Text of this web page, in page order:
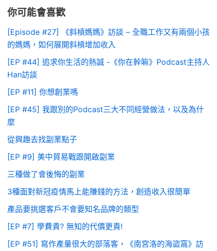
你可能會喜歡
[Episode #27] 《斜槓媽媽》訪談 – 全職工作又有兩個小孩
的媽媽，如何展開斜槓增加收入
[EP #44] 追求你生活的熱誠 -《你在幹嘛》Podcast主持人
Han訪談
[EP #11] 你想創業嗎
[EP #45] 我跟別的Podcast三大不同經營做法，以及為什
麼
從興趣去找副業點子
[EP #9] 美中貿易戰跟開啟副業
三種做了會後悔的副業
3種面對新冠疫情馬上能賺錢的方法，創造收入很簡單
產品要挑選客戶不會要知名品牌的類型
[EP #7] 學費貴? 無知的代價更貴!
[EP #51] 寫作產量很大的部落客，《南宮洛的海盜窩》訪